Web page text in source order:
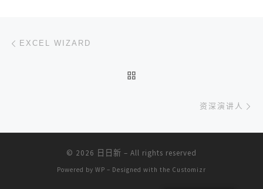
文章导航
EXCEL WIZARD
资深演讲人
© 2026 日日新 – All rights reserved
Powered by WP – Designed with the Customizr